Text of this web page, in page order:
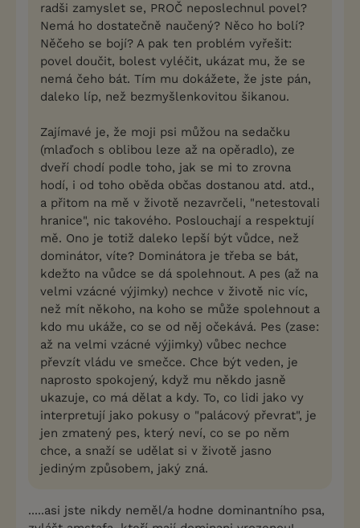
radši zamyslet se, PROČ neposlechnul povel?
Nemá ho dostatečně naučený? Něco ho bolí?
Něčeho se bojí? A pak ten problém vyřešit:
povel doučit, bolest vyléčit, ukázat mu, že se
nemá čeho bát. Tím mu dokážete, že jste pán,
daleko líp, než bezmyšlenkovitou šikanou.
Zajímavé je, že moji psi můžou na sedačku
(mlaďoch s oblibou leze až na opěradlo), ze
dveří chodí podle toho, jak se mi to zrovna
hodí, i od toho oběda občas dostanou atd. atd.,
a přitom na mě v životě nezavrčeli, "netestovali
hranice", nic takového. Poslouchají a respektují
mě. Ono je totiž daleko lepší být vůdce, než
dominátor, víte? Dominátora je třeba se bát,
kdežto na vůdce se dá spolehnout. A pes (až na
velmi vzácné výjimky) nechce v životě nic víc,
než mít někoho, na koho se může spolehnout a
kdo mu ukáže, co se od něj očekává. Pes (zase:
až na velmi vzácné výjimky) vůbec nechce
převzít vládu ve smečce. Chce být veden, je
naprosto spokojený, když mu někdo jasně
ukazuje, co má dělat a kdy. To, co lidi jako vy
interpretují jako pokusy o "palácový převrat", je
jen zmatený pes, který neví, co se po něm
chce, a snaží se udělat si v životě jasno
jediným způsobem, jaký zná.
.....asi jste nikdy neměl/a hodne dominantního psa,